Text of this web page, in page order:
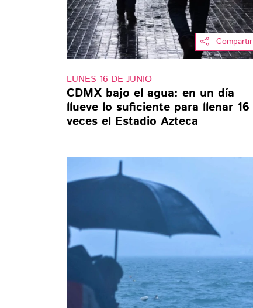
Compartir
LUNES 16 DE JUNIO
CDMX bajo el agua: en un día
llueve lo suficiente para llenar 16
veces el Estadio Azteca